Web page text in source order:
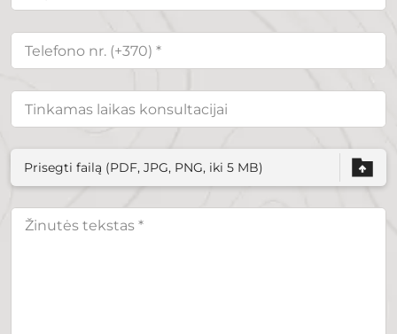
Prisegti failą (PDF, JPG, PNG, iki 5 MB)